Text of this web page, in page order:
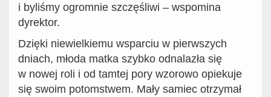
i byliśmy ogromnie szczęśliwi – wspomina
dyrektor.
Dzięki niewielkiemu wsparciu w pierwszych
dniach, młoda matka szybko odnalazła się
w nowej roli i od tamtej pory wzorowo opiekuje
się swoim potomstwem. Mały samiec otrzymał